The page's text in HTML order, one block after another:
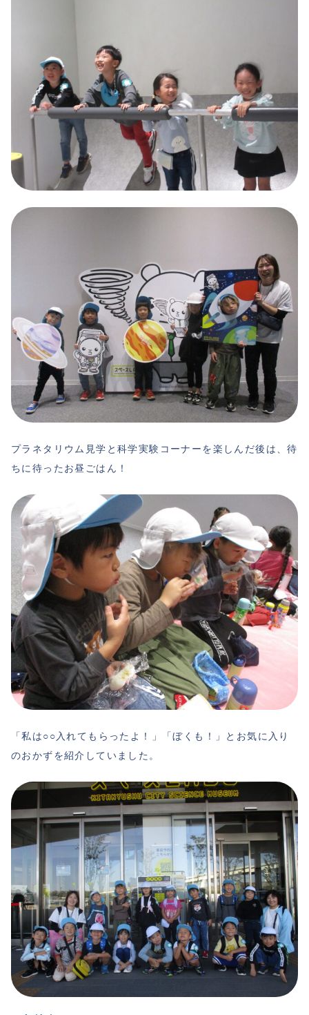
プラネタリウム見学と科学実験コーナーを楽しんだ後は、待
ちに待ったお昼ごはん！
「私は○○入れてもらったよ！」「ぼくも！」とお気に入り
のおかずを紹介していました。